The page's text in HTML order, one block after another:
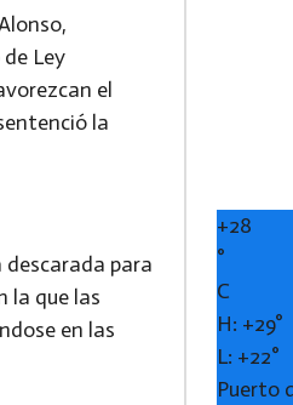
Ley
el
la
para
la que las
en las
+28
°
C
H: +29°
L: +22°
Puerto